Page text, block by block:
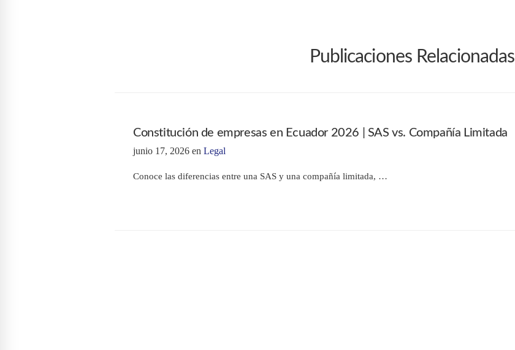
Publicaciones Relacionadas
Constitución de empresas en Ecuador 2026 | SAS vs. Compañía Limitada
junio 17, 2026 en Legal
Conoce las diferencias entre una SAS y una compañía limitada, …